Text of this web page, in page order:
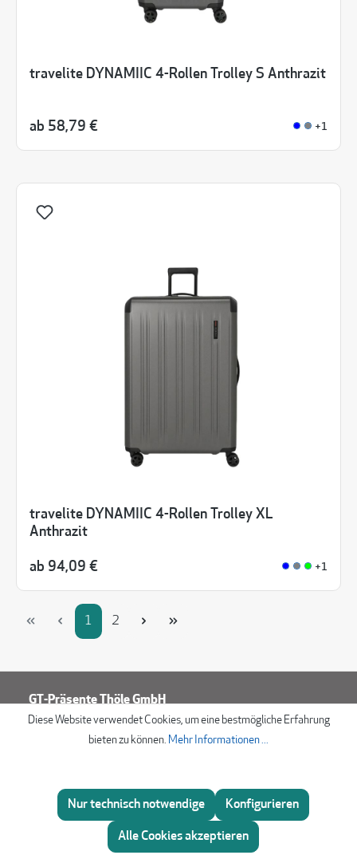
travelite DYNAMIIC 4-Rollen Trolley S Anthrazit
ab 58,79 € +1
travelite DYNAMIIC 4-Rollen Trolley XL
Anthrazit
ab 94,09 € +1
Seite
1 Seite
2
GT-Präsente Thöle GmbH
Görlitzer Straße 16
33758 Schloß Holte
+49 (0)5207 3104
info@gt-praesente.de Beratung
Diese Website verwendet Cookies, um eine bestmögliche Erfahrung
bieten zu können. Mehr Informationen ...
Nur technisch notwendige Konfigurieren
Alle Cookies akzeptieren